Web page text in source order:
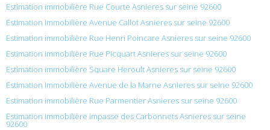
Estimation immobilière Rue Courte Asnieres sur seine 92600
Estimation immobilière Avenue Callot Asnieres sur seine 92600
Estimation immobilière Rue Henri Poincare Asnieres sur seine 92600
Estimation immobilière Rue Picquart Asnieres sur seine 92600
Estimation immobilière Square Heroult Asnieres sur seine 92600
Estimation immobilière Avenue de la Marne Asnieres sur seine 92600
Estimation immobilière Rue Parmentier Asnieres sur seine 92600
Estimation immobilière Impasse des Carbonnets Asnieres sur seine
92600